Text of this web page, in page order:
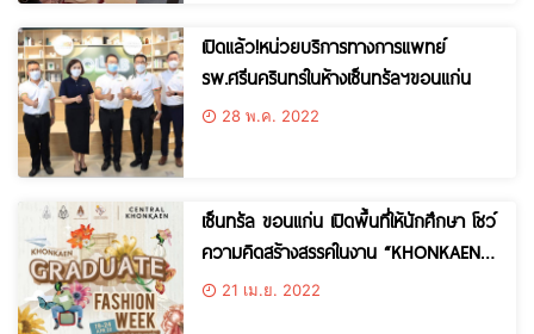
เปิดแล้ว!หน่วยบริการทางการแพทย์
รพ.ศรีนครินทร์ในห้างเซ็นทรัลฯขอนแก่น
28 พ.ค. 2022
เซ็นทรัล ขอนแก่น เปิดพื้นที่ให้นักศึกษา โชว์
ความคิดสร้างสรรค์ในงาน “KHONKAEN
GRADUATE FASHION WEEK 2022
21 เม.ย. 2022